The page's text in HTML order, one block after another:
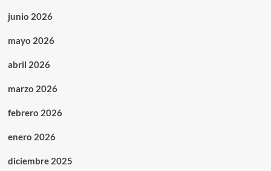
junio 2026
mayo 2026
abril 2026
marzo 2026
febrero 2026
enero 2026
diciembre 2025